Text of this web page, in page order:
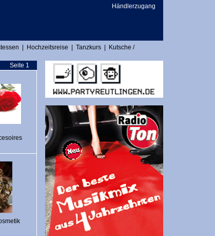
Händlerzugang
Hochzeitsreise Tanzkurs
Kutsche /
Seite 1